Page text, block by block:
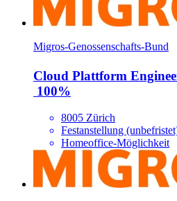
Migros-Genossenschafts-Bund
Cloud Plattform
100%
8005 Zürich
Festanstellung
Homeoffice-Möglichkeit